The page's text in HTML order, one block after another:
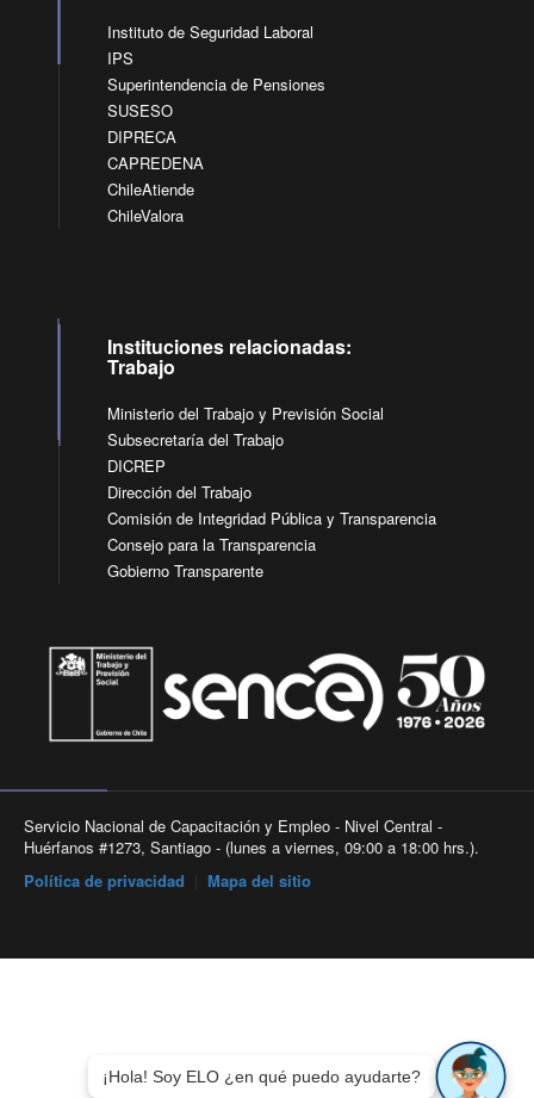
Instituto de Seguridad Laboral
IPS
Superintendencia de Pensiones
SUSESO
DIPRECA
CAPREDENA
ChileAtiende
ChileValora
Instituciones relacionadas:
Trabajo
Ministerio del Trabajo y Previsión Social
Subsecretaría del Trabajo
DICREP
Dirección del Trabajo
Comisión de Integridad Pública y Transparencia
Consejo para la Transparencia
Gobierno Transparente
Servicio Nacional de Capacitación y Empleo - Nivel Central -
Huérfanos #1273, Santiago - (lunes a viernes, 09:00 a 18:00 hrs.).
Política de privacidad
Mapa del sitio
¡Hola! Soy ELO ¿en qué puedo ayudarte?